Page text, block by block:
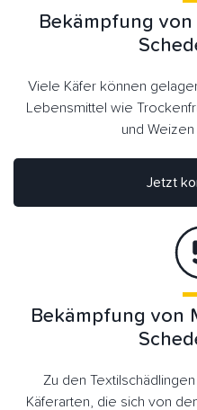
Jetzt
Bekämpfung
Viele Käfer können
Lebensmittel wie
und
Bekämpfung von
Zu den
Käferarten, die sich von